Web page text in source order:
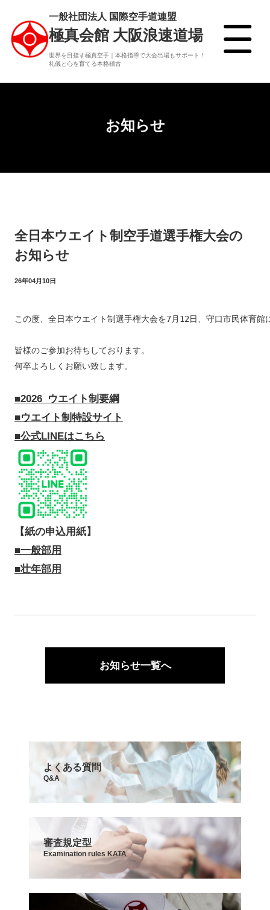
一般社団法人 国際空手道連盟
極真会館 大阪浪速道場
世界を目指す極真空手｜本格指導で大会出場もサポート！
礼儀と心を育てる本格稽古
お知らせ
全日本ウエイト制空手道選手権大会の
お知らせ
26年04月10日
この度、全日本ウエイト制選手権大会を7月12日、守口市民体育館
皆様のご参加お待ちしております。
何卒よろしくお願い致します。
■2026_ウエイト制要綱
■ウエイト制特設サイト
■公式LINEはこちら
【紙の申込用紙】
■一般部用
■壮年部用
お知らせ一覧へ
よくある質問
Q&A
審査規定型
Examination rules KATA